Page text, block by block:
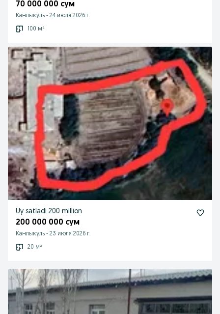
70 000 000 сум
Канлыкуль - 24 июля 2026 г.
100 м²
Uy satladi 200 million
200 000 000 сум
Канлыкуль - 23 июля 2026 г.
20 м²